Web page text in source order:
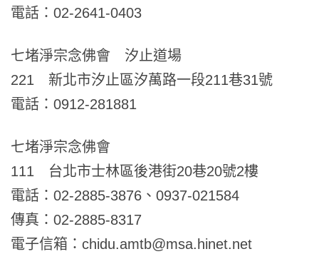
電話：02-2641-0403
七堵淨宗念佛會 汐止道場
221 新北市汐止區汐萬路一段211巷31號
電話：0912-281881
七堵淨宗念佛會
111 台北市士林區後港街20巷20號2樓
電話：02-2885-3876、0937-021584
傳真：02-2885-8317
電子信箱：chidu.amtb@msa.hinet.net